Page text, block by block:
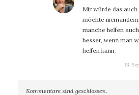
Mir würde das
möchte
manche helfen
besser, wenn man
helfen kann.
13.
Kommentare sind geschlossen.